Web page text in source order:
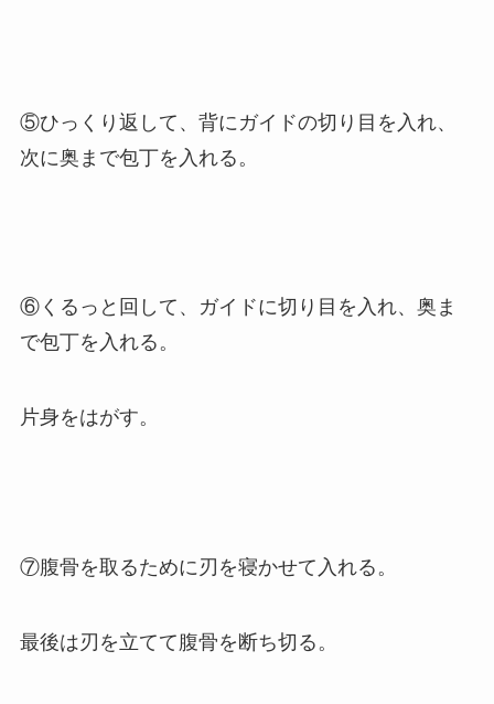
⑤ひっくり返して、背にガイドの切り目を入れ、
次に奥まで包丁を入れる。
⑥くるっと回して、ガイドに切り目を入れ、奥ま
で包丁を入れる。
片身をはがす。
⑦腹骨を取るために刃を寝かせて入れる。
最後は刃を立てて腹骨を断ち切る。